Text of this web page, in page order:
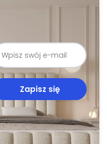
Zapisz się